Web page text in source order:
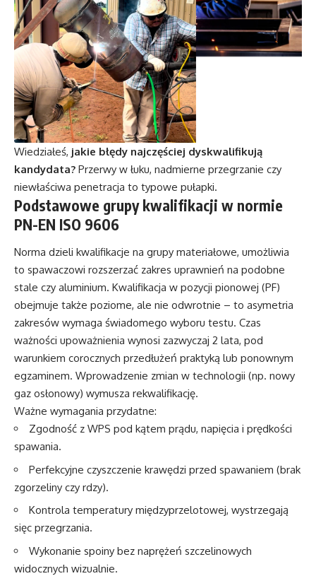
Wiedziałeś, jakie błędy najczęściej dyskwalifikują
kandydata? Przerwy w łuku, nadmierne przegrzanie czy
niewłaściwa penetracja to typowe pułapki.
Podstawowe grupy kwalifikacji w normie
PN-EN ISO 9606
Norma dzieli kwalifikacje na grupy materiałowe, umożliwia
to spawaczowi rozszerzać zakres uprawnień na podobne
stale czy aluminium. Kwalifikacja w pozycji pionowej (PF)
obejmuje także poziome, ale nie odwrotnie – to asymetria
zakresów wymaga świadomego wyboru testu. Czas
ważności upoważnienia wynosi zazwyczaj 2 lata, pod
warunkiem corocznych przedłużeń praktyką lub ponownym
egzaminem. Wprowadzenie zmian w technologii (np. nowy
gaz osłonowy) wymusza rekwalifikację.
Ważne wymagania przydatne:
Zgodność z WPS pod kątem prądu, napięcia i prędkości
spawania.
Perfekcyjne czyszczenie krawędzi przed spawaniem (brak
zgorzeliny czy rdzy).
Kontrola temperatury międzyprzelotowej, wystrzegają
sięc przegrzania.
Wykonanie spoiny bez naprężeń szczelinowych
widocznych wizualnie.